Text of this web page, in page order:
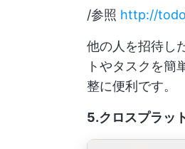
/参照 http://
他の人を招待し
トやタスクを簡
整に便利です。
5.クロスプラッ